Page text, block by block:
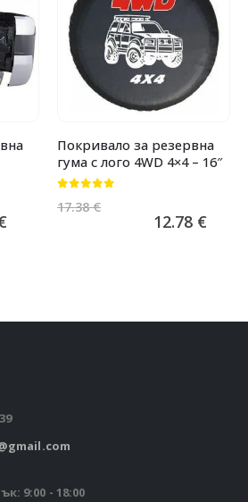
Покривало за резервна
гума с лого 4WD 4×4 – 16″
17.38€
12.78 €
9:00 - 18:00